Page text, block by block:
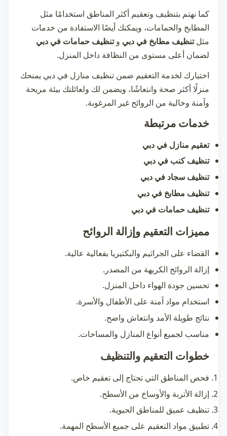
كما نهتم بتنظيف وتعقيم أكثر المناطق استخدامًا مثل
المطابخ والحمامات، ويمكنك أيضًا الاستفادة من خدمات
مثلتنظيف مطابخ في دبي وتنظيف حمامات في دبي
لضمان أعلى مستوى من النظافة داخل المنزل.
اختيارك لخدمة التعقيم ضمن تنظيف منازل في دبي يمنحك
منزلًا أكثر صحة وانتعاشًا، ويضمن لك ولعائلتك بيئة مريحة
وآمنة وخالية من الروائح غير المرغوبة.
خدمات مرتبطة
تعقيم منازل في دبي
تنظيف كنب في دبي
تنظيف سجاد في دبي
تنظيف مطابخ في دبي
تنظيف حمامات في دبي
مميزات التعقيم وإزالة الروائح
القضاء على الجراثيم والبكتيريا بفعالية عالية.
إزالة الروائح الكريهة من المصدر.
تحسين جودة الهواء داخل المنزل.
استخدام مواد آمنة على الأطفال والأسرة.
نتائج طويلة الأمد وانتعاش واضح.
مناسب لجميع أنواع المنازل والمساحات.
خطوات التعقيم والتنظيف
فحص المناطق التي تحتاج إلى تعقيم خاص.
إزالة الأتربة والأوساخ من الأسطح.
تنظيف عميق للمناطق الحيوية.
تطبيق مواد التعقيم على جميع الأسطح المهمة.